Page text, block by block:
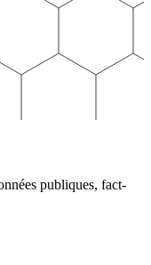
publiques, fact-